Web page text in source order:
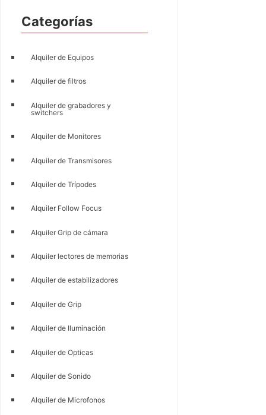
Categorías
Alquiler de Equipos
Alquiler de filtros
Alquiler de grabadores y
switchers
Alquiler de Monitores
Alquiler de Transmisores
Alquiler de Trípodes
Alquiler Follow Focus
Alquiler Grip de cámara
Alquiler lectores de memorias
Alquiler de estabilizadores
Alquiler de Grip
Alquiler de Iluminación
Alquiler de Opticas
Alquiler de Sonido
Alquiler de Microfonos